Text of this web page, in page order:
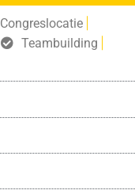
Congreslocatie
Teambuilding